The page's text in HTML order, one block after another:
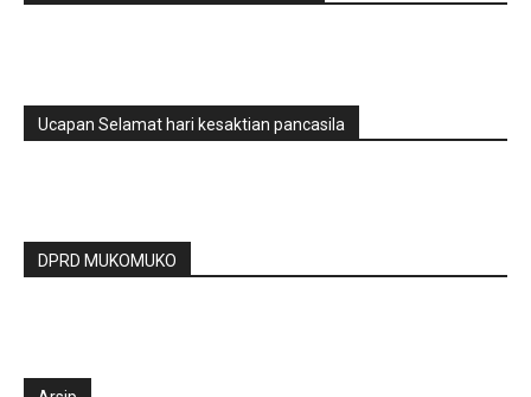
Ucapan Selamat hari kesaktian pancasila
DPRD MUKOMUKO